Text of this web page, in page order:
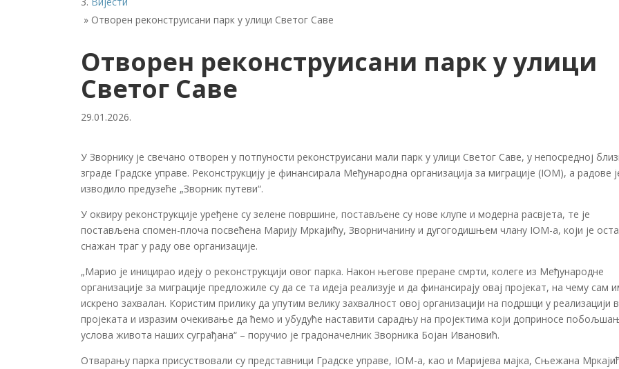
» Отворен реконструисани парк у улици Светог Саве
Отворен реконструисани парк у улици
Светог Саве
29.01.2026.
У Зворнику је свечано отворен у потпуности реконструисани мали парк у улици Светог Саве, у непосредној
зграде Градске управе. Реконструкцију је финансирала Међународна организација за миграције (IOM), а радове
изводило предузеће „Зворник путеви“.
У оквиру реконструкције уређене су зелене површине, постављене су нове клупе и модерна расвјета, те је
постављена спомен-плоча посвећена Марију Мркајићу, Зворничанину и дугогодишњем члану IOM-а, који је
снажан траг у раду ове организације.
„Марио је иницирао идеју о реконструкцији овог парка. Након његове преране смрти, колеге из Међународне
организације за миграције предложиле су да се та идеја реализује и да финансирају овај пројекат, на чему сам
искрено захвалан. Користим прилику да упутим велику захвалност oвој организацији на подршци у реализацији
пројеката и изразим очекивање да ћемо и убудуће наставити сарадњу на пројектима који доприносе
услова живота наших суграђана“ – поручио је градоначелник Зворника Бојан Ивановић.
Отварању парка присуствовали су представници Градске управе, IOM-а, као и Маријева мајка, Сњежана